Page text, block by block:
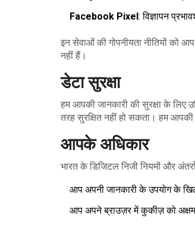
Facebook Pixel: विज्ञापन
इन सेवाओं की गोपनीयता नीतियों को
नहीं हैं।
डेटा सुरक्षा
हम आपकी जानकारी की सुरक्षा के लिए
तरह सुरक्षित नहीं हो सकता। हम
आपके अधिकार
भारत के डिजिटल निजी नियमों और
आप अपनी जानकारी के उपयोग के
आप अपने ब्राउज़र में कुकीज़ को